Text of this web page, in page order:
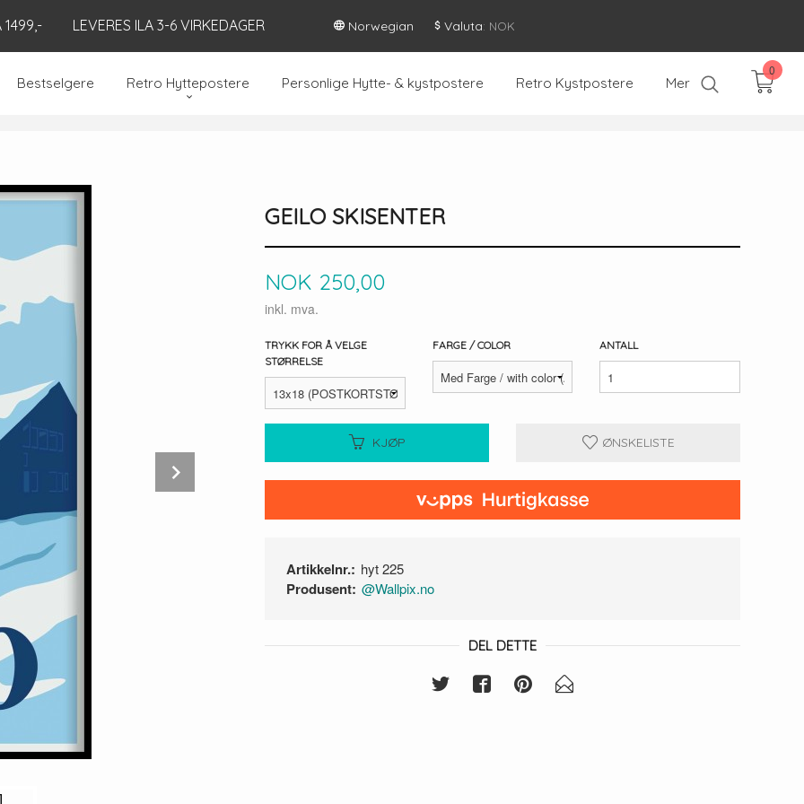
1499,- LEVERES ILA 3-6 VIRKEDAGER Norwegian Valuta: NOK
Bestselgere Retro Hyttepostere Personlige Hytte- & kystpostere Retro Kystpostere Mer
0
GEILO SKISENTER
Pris
NOK 250,00
inkl. mva.
TRYKK FOR Å VELGE
STØRRELSE
FARGE / COLOR ANTALL
KJØP ØNSKELISTE
Artikkelnr.: hyt 225
Produsent: @Wallpix.no
DEL DETTE